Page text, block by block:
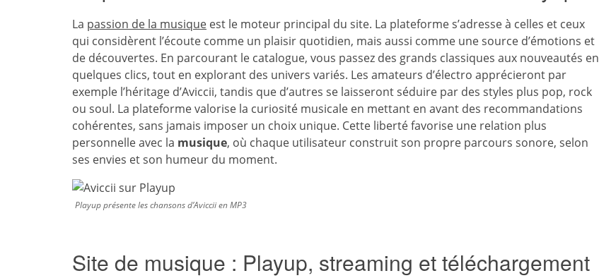
La passion de la musique est le moteur principal du site. La plateforme s’adresse à celles et ceux
qui considèrent l’écoute comme un plaisir quotidien, mais aussi comme une source d’émotions et
de découvertes. En parcourant le catalogue, vous passez des grands classiques aux nouveautés en
quelques clics, tout en explorant des univers variés. Les amateurs d’électro apprécieront par
exemple l’héritage d’Aviccii, tandis que d’autres se laisseront séduire par des styles plus pop, rock
ou soul. La plateforme valorise la curiosité musicale en mettant en avant des recommandations
cohérentes, sans jamais imposer un choix unique. Cette liberté favorise une relation plus
personnelle avec la musique, où chaque utilisateur construit son propre parcours sonore, selon
ses envies et son humeur du moment.
Playup présente les chansons d’Aviccii en MP3
Site de musique : Playup, streaming et téléchargement